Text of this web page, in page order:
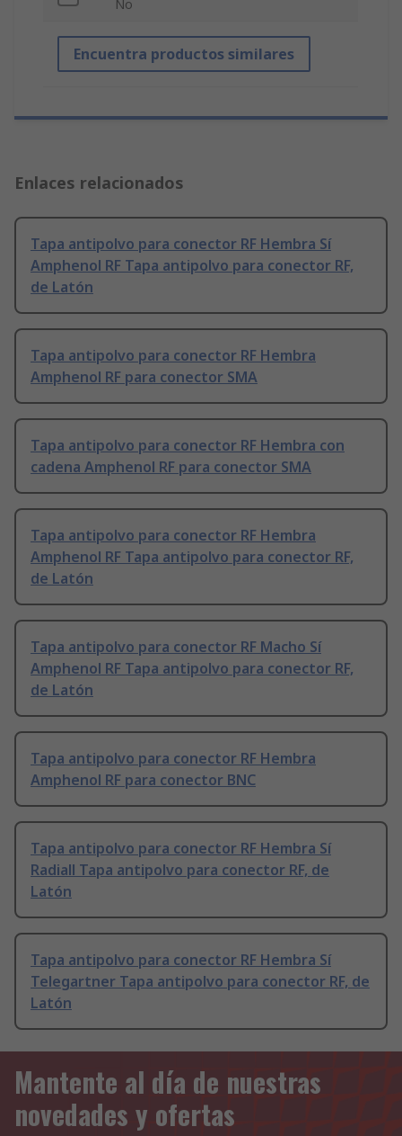
No
Encuentra productos similares
Enlaces relacionados
Tapa antipolvo para conector RF Hembra Sí
Amphenol RF Tapa antipolvo para conector RF,
de Latón
Tapa antipolvo para conector RF Hembra
Amphenol RF para conector SMA
Tapa antipolvo para conector RF Hembra con
cadena Amphenol RF para conector SMA
Tapa antipolvo para conector RF Hembra
Amphenol RF Tapa antipolvo para conector RF,
de Latón
Tapa antipolvo para conector RF Macho Sí
Amphenol RF Tapa antipolvo para conector RF,
de Latón
Tapa antipolvo para conector RF Hembra
Amphenol RF para conector BNC
Tapa antipolvo para conector RF Hembra Sí
Radiall Tapa antipolvo para conector RF, de
Latón
Tapa antipolvo para conector RF Hembra Sí
Telegartner Tapa antipolvo para conector RF, de
Latón
Mantente al día de nuestras
novedades y ofertas